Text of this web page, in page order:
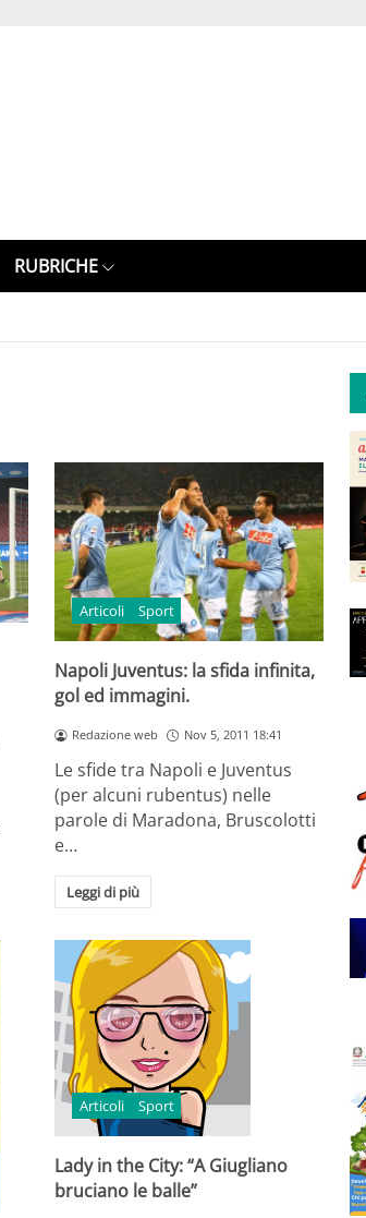
RUBRICHE
Articoli Sport
Napoli Juventus: la sfida infinita,
gol ed immagini.
Redazione web Nov 5, 2011 18:41
Le sfide tra Napoli e Juventus
(per alcuni rubentus) nelle
parole di Maradona, Bruscolotti
e…
Leggi di più
Articoli Sport
Lady in the City: “A Giugliano
bruciano le balle”